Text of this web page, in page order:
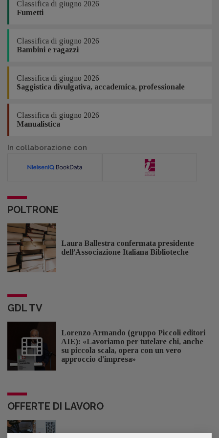
Classifica di giugno 2026
Fumetti
Classifica di giugno 2026
Bambini e ragazzi
Classifica di giugno 2026
Saggistica divulgativa, accademica, professionale
Classifica di giugno 2026
Manualistica
In collaborazione con
POLTRONE
Laura Ballestra confermata presidente
dell’Associazione Italiana Biblioteche
GDL TV
Lorenzo Armando (gruppo Piccoli editori
AIE): «Lavoriamo per tutelare chi, anche
su piccola scala, opera con un vero
approccio d'impresa»
OFFERTE DI LAVORO